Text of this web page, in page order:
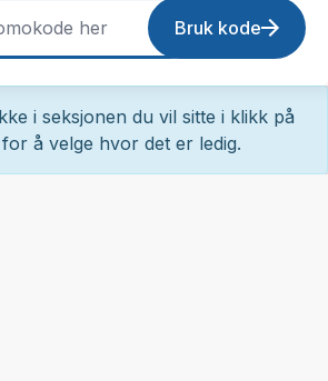
Bruk kode
i seksjonen du vil sitte i klikk på
å velge hvor det er ledig.